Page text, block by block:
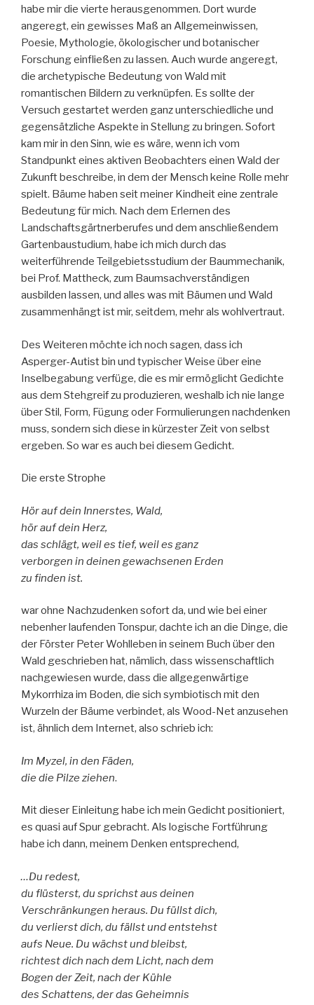
habe mir die vierte herausgenommen. Dort wurde
angeregt, ein gewisses Maß an Allgemeinwissen,
Poesie, Mythologie, ökologischer und botanischer
Forschung einfließen zu lassen. Auch wurde angeregt,
die archetypische Bedeutung von Wald mit
romantischen Bildern zu verknüpfen. Es sollte der
Versuch gestartet werden ganz unterschiedliche und
gegensätzliche Aspekte in Stellung zu bringen. Sofort
kam mir in den Sinn, wie es wäre, wenn ich vom
Standpunkt eines aktiven Beobachters einen Wald der
Zukunft beschreibe, in dem der Mensch keine Rolle mehr
spielt. Bäume haben seit meiner Kindheit eine zentrale
Bedeutung für mich. Nach dem Erlernen des
Landschaftsgärtnerberufes und dem anschließendem
Gartenbaustudium, habe ich mich durch das
weiterführende Teilgebietsstudium der Baummechanik,
bei Prof. Mattheck, zum Baumsachverständigen
ausbilden lassen, und alles was mit Bäumen und Wald
zusammenhängt ist mir, seitdem, mehr als wohlvertraut.
Des Weiteren möchte ich noch sagen, dass ich
Asperger-Autist bin und typischer Weise über eine
Inselbegabung verfüge, die es mir ermöglicht Gedichte
aus dem Stehgreif zu produzieren, weshalb ich nie lange
über Stil, Form, Fügung oder Formulierungen nachdenken
muss, sondern sich diese in kürzester Zeit von selbst
ergeben. So war es auch bei diesem Gedicht.
Die erste Strophe
Hör auf dein Innerstes, Wald,
hör auf dein Herz,
das schlägt, weil es tief, weil es ganz
verborgen in deinen gewachsenen Erden
zu finden ist.
war ohne Nachzudenken sofort da, und wie bei einer
nebenher laufenden Tonspur, dachte ich an die Dinge, die
der Förster Peter Wohlleben in seinem Buch über den
Wald geschrieben hat, nämlich, dass wissenschaftlich
nachgewiesen wurde, dass die allgegenwärtige
Mykorrhiza im Boden, die sich symbiotisch mit den
Wurzeln der Bäume verbindet, als Wood-Net anzusehen
ist, ähnlich dem Internet, also schrieb ich:
Im Myzel, in den Fäden,
die die Pilze ziehen.
Mit dieser Einleitung habe ich mein Gedicht positioniert,
es quasi auf Spur gebracht. Als logische Fortführung
habe ich dann, meinem Denken entsprechend,
…Du redest,
du flüsterst, du sprichst aus deinen
Verschränkungen heraus. Du füllst dich,
du verlierst dich, du fällst und entstehst
aufs Neue. Du wächst und bleibst,
richtest dich nach dem Licht, nach dem
Bogen der Zeit, nach der Kühle
des Schattens, der das Geheimnis